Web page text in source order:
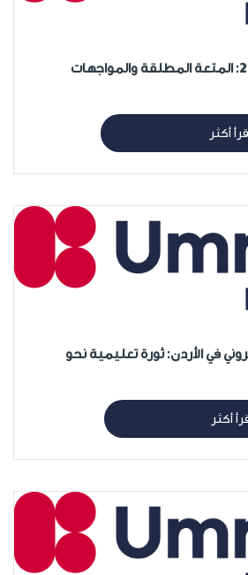
ربع نهائي اليورو 2024: المتعة المطلقة والمواجهات
أكثر
في الأردن: ثورة تعليمية نحو
أكثر